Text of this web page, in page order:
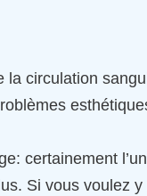
la circulation
certainement
Si vous voulez y